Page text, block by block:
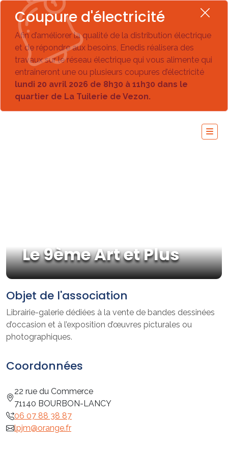
Coupure d'électricité
Afin d’améliorer la qualité de la distribution électrique
et de répondre aux besoins, Enedis réalisera des
travaux sur le réseau électrique qui vous alimente qui
entraîneront une ou plusieurs coupures d’électricité
lundi 20 avril 2026 de 8h30 à 11h30 dans le
quartier de La Tuilerie de Vezon.
Le 9ème Art et Plus
Objet de l'association
Librairie-galerie dédiées à la vente de bandes dessinées
d’occasion et à l’exposition d’œuvres picturales ou
photographiques.
Coordonnées
22 rue du Commerce
71140 BOURBON-LANCY
06 07 88 38 87
lpjm@orange.fr